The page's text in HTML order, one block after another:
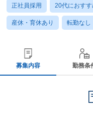
正社員採用 20代におすす
産休・育休あり 転勤なし
募集内容 勤務条